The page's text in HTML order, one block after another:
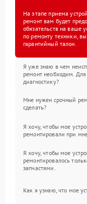
На этапе приема
ремонт вам будет
обязательств на ваше
по ремонту техники,
гарантийный талон.
Я уже знаю в чем
ремонт необходим. Для
диагностику?
Мне нужен срочный
сделать?
Я хочу, чтобы мое
ремонтировали при
Я хочу, чтобы мое
ремонтировалось
запчастями.
Как я узнаю, что мое